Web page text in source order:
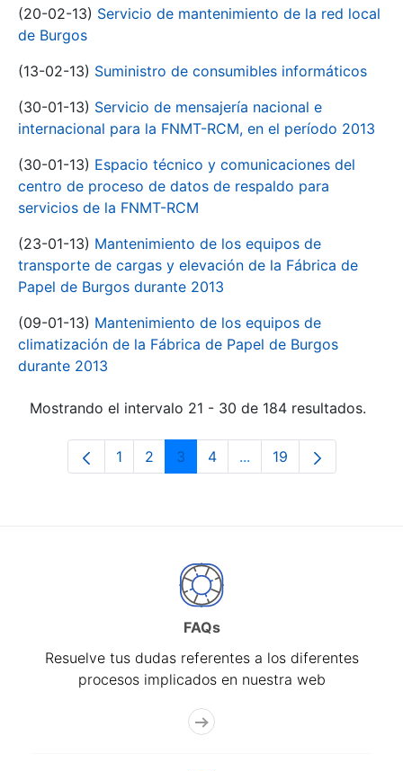
(20-02-13) Servicio de mantenimiento de la red local
de Burgos
(13-02-13) Suministro de consumibles informáticos
(30-01-13) Servicio de mensajería nacional e
internacional para la FNMT-RCM, en el período 2013
(30-01-13) Espacio técnico y comunicaciones del
centro de proceso de datos de respaldo para
servicios de la FNMT-RCM
(23-01-13) Mantenimiento de los equipos de
transporte de cargas y elevación de la Fábrica de
Papel de Burgos durante 2013
(09-01-13) Mantenimiento de los equipos de
climatización de la Fábrica de Papel de Burgos
durante 2013
Mostrando el intervalo 21 - 30 de 184 resultados.
Página
1 Página
2 Página
3 Página
4 ...Páginas intermedias
Página
19
FAQs
Resuelve tus dudas referentes a los diferentes
procesos implicados en nuestra web